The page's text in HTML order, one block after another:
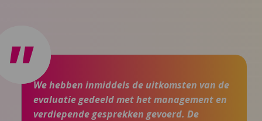
We hebben inmiddels de uitkomsten van de
evaluatie gedeeld met het management en
verdiepende gesprekken gevoerd. De